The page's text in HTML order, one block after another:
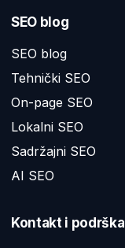
SEO blog
SEO blog
Tehnički SEO
On-page SEO
Lokalni SEO
Sadržajni SEO
AI SEO
Kontakt i podrška